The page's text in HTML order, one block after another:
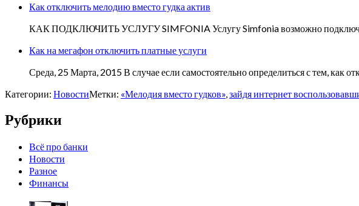
Как отключить мелодию вместо гудка актив
КАК ПОДКЛЮЧИТЬ УСЛУГУ SIMFONIA Услугу Simfonia возможно
Как на мегафон отключить платные услуги
Среда, 25 Марта, 2015 В случае если самостоятельно определиться с тем,
Категории: НовостиМетки: «Мелодия вместо гудков»,зайдя интернет
Рубрики
Всё про банки
Новости
Разное
Финансы